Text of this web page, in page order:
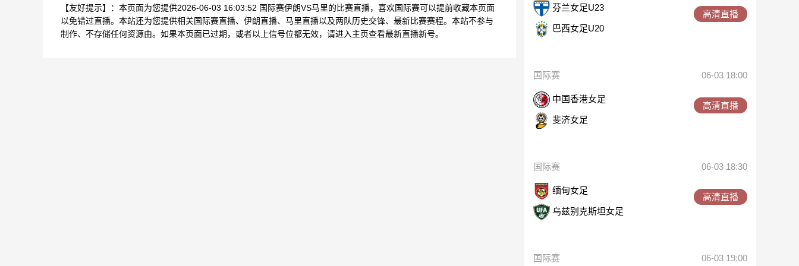
【友好提示】：本页面为您提供2026-06-03 16:03:52 国际赛伊朗VS马里的比赛直播，喜欢国际赛可以提前收藏本页面
以免错过直播。本站还为您提供相关国际赛直播、伊朗直播、马里直播以及两队历史交锋、最新比赛赛程。本站不参与
制作、不存储任何资源由。如果本页面已过期，或者以上信号位都无效，请进入主页查看最新直播新号。
芬兰女足U23
巴西女足U20
高清直播
国际赛 06-03 18:00
中国香港女足
斐济女足
高清直播
国际赛 06-03 18:30
缅甸女足
乌兹别克斯坦女足
高清直播
国际赛 06-03 19:00